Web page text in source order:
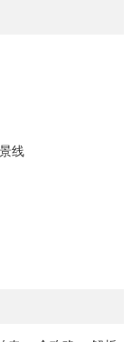
确判断球的速度、方向
不仅要求击球手具备出
来培养对球...
线